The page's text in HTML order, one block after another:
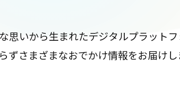
思いから生まれたデジタルプラット
ずさまざまなおでかけ情報をお届け